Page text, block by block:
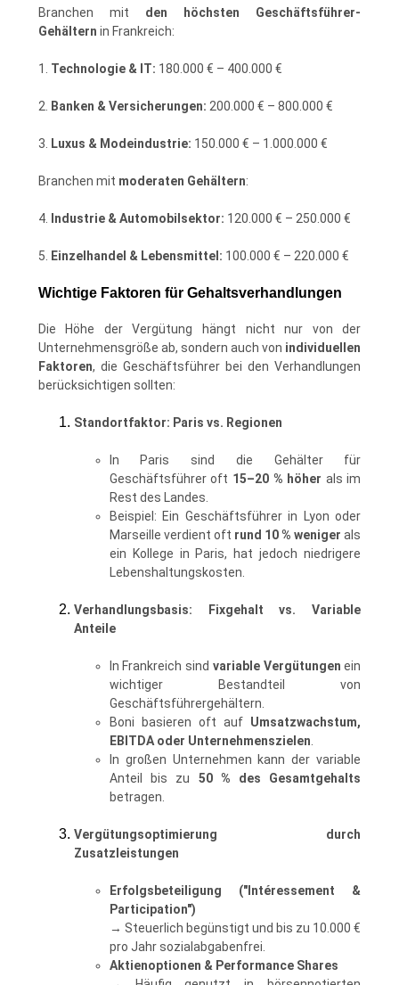
Branchen mit den höchsten Geschäftsführer-
Gehältern in Frankreich:
1. Technologie & IT: 180.000 € – 400.000 €
2. Banken & Versicherungen: 200.000 € – 800.000 €
3. Luxus & Modeindustrie: 150.000 € – 1.000.000 €
Branchen mit moderaten Gehältern:
4. Industrie & Automobilsektor: 120.000 € – 250.000 €
5. Einzelhandel & Lebensmittel: 100.000 € – 220.000 €
Wichtige Faktoren für Gehaltsverhandlungen
Die Höhe der Vergütung hängt nicht nur von der
Unternehmensgröße ab, sondern auch von individuellen
Faktoren, die Geschäftsführer bei den Verhandlungen
berücksichtigen sollten:
Standortfaktor: Paris vs. Regionen
In Paris sind die Gehälter für
Geschäftsführer oft 15–20 % höher als im
Rest des Landes.
Beispiel: Ein Geschäftsführer in Lyon oder
Marseille verdient oft rund 10 % weniger als
ein Kollege in Paris, hat jedoch niedrigere
Lebenshaltungskosten.
Verhandlungsbasis: Fixgehalt vs. Variable
Anteile
In Frankreich sind variable Vergütungen ein
wichtiger Bestandteil von
Geschäftsführergehältern.
Boni basieren oft auf Umsatzwachstum,
EBITDA oder Unternehmenszielen
In großen Unternehmen kann der variable
Anteil bis zu 50 % des Gesamtgehalts
betragen.
Vergütungsoptimierung durch
Zusatzleistungen
Erfolgsbeteiligung ("Intéressement &
Participation")
→ Steuerlich begünstigt und bis zu 10.000 €
pro Jahr sozialabgabenfrei.
Aktienoptionen & Performance Shares